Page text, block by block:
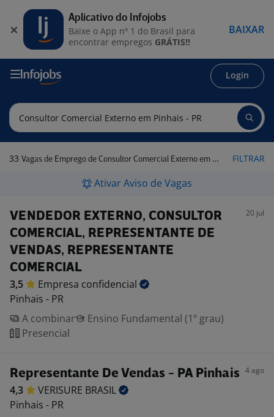
Login
33 Vagas de Emprego de Consultor Comercial Externo em Pinhais - PR FILTRAR
Ativar Aviso de Vagas
VENDEDOR EXTERNO, CONSULTOR
COMERCIAL, REPRESENTANTE DE
VENDAS, REPRESENTANTE
COMERCIAL
20 jul
3,5 Empresa confidencial
Pinhais - PR
A combinar
Ensino Fundamental (1º grau)
Presencial
Representante De Vendas - PA Pinhais 4 ago
4,3 VERISURE BRASIL
Pinhais - PR
Aplicativo do Infojobs
Baixe o App nº 1 do Brasil para
encontrar empregos GRÁTIS!!
BAIXAR